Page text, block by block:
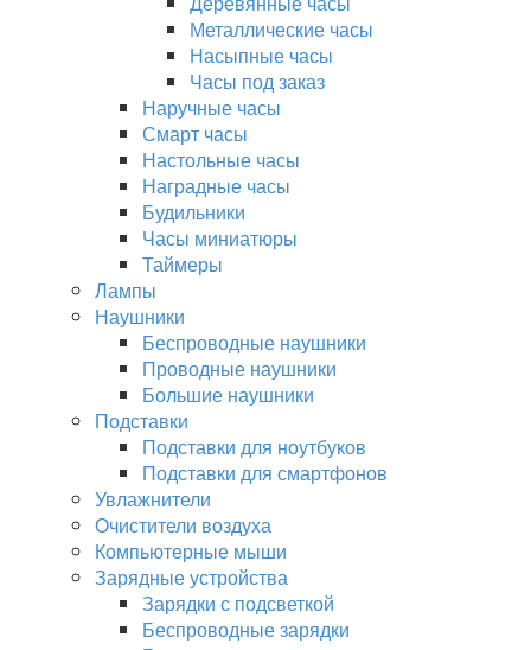
Металлические часы
Насыпные часы
Часы под заказ
Наручные часы
Смарт часы
Настольные часы
Наградные часы
Будильники
Часы миниатюры
Таймеры
Лампы
Наушники
Беспроводные наушники
Проводные наушники
Большие наушники
Подставки
Подставки для ноутбуков
Подставки для смартфонов
Увлажнители
Очистители воздуха
Компьютерные мыши
Зарядные устройства
Зарядки с подсветкой
Беспроводные зарядки